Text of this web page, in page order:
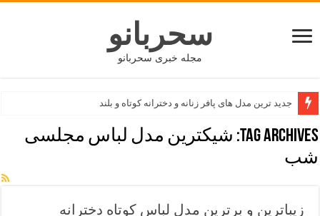
سحربانو
مجله خبری سحربانو
جدید ترین مدل های پافر زنانه و دخترانه کوتاه و بلند
Tag Archives: شیکترین مدل لباس مجلسی
شب
زیباترین و برترین مدل لباس کوتاه دخترانه